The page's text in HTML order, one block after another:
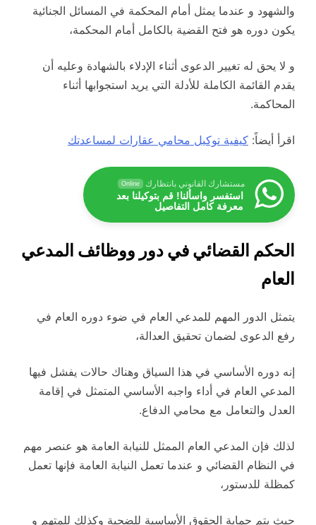
والشهود و عندما يمثل أمام المحكمة في المسائل الجنائية
يكون دوره هو فتح القضية بالكامل أمام المحكمة،
و لا يحق له تغيير الدعوى أثناء الإدلاء بالشهادة وعليه أن
يقدم القائمة الكاملة للأدلة التي يريد استجوابها أثناء
المحاكمة.
اقرأ أيضاً: كيفية توكيل محامي عقارات لمساعدتك
مستشارك القانوني بانتظارك Online
استفسر واسألنا! قم بتوكيلنا بعد
معرفة كامل التفاصيل
الحكم القضائي في دور ووظائف المدعي
العام
يتمثل الدور المهم للمدعي العام في ضوء دوره العام في
رفع الدعوى لضمان تحقيق العدالة،
إنه دوره الأساسي في هذا السياق وهناك حالات يفشل فيها
المدعي العام في أداء واجبه الأساسي المتمثل في إقامة
العدل والتعامل مع محامي الدفاع.
لذلك فإن المدعي العام الممثل للنيابة العامة هو عنصر مهم
في النظام القضائي و عندما تعمل النيابة العامة فإنها تعمل
كمظلة للدستور،
حيث يتم حماية الحقوق الأساسية للضحية وكذلك للمتهم و